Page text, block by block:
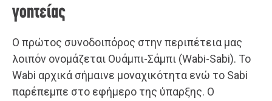
γοητείας
Ο πρώτος συνοδοιπόρος στην περιπέτεια μας
λοιπόν ονομάζεται Ουάμπι-Σάμπι (Wabi-Sabi). Το
Wabi αρχικά σήμαινε μοναχικότητα ενώ το Sabi
παρέπεμπε στο εφήμερο της ύπαρξης. Ο